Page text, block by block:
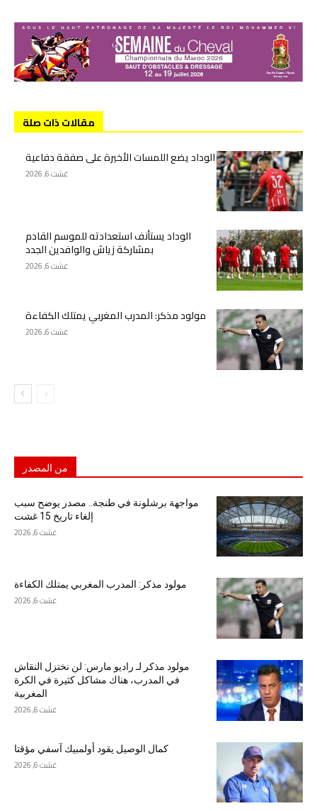
مقالات ذات صلة
الوداد يضع اللمسات الأخيرة على صفقة دفاعية
غشت 6, 2026
الوداد يستأنف استعدادته للموسم القادم
بمشاركة زياش والوافدين الجدد
غشت 6, 2026
مولود مذكر: المدرب المغربي يمتلك الكفاءة
غشت 6, 2026
من المصدر
مواجهة برشلونة في طنجة.. مصدر يوضح سبب
إلغاء تاريخ 15 غشت
غشت 6, 2026
مولود مذكر: المدرب المغربي يمتلك الكفاءة
غشت 6, 2026
مولود مذكر لـ راديو مارس: لن نختزل النقاش
في المدرب، هناك مشاكل كثيرة في الكرة
المغربية
غشت 6, 2026
كمال الوصيل يقود أولمبيك آسفي مؤقتا
غشت 6, 2026